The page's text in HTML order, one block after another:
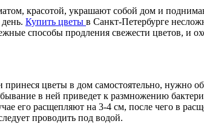
красотой, украшают собой дом и
Купить цветы в Санкт-Петербурге
способы продления свежести цветов, и
цветы в дом самостоятельно, нужно
в ней приведет к размножению
его расщепляют на 3-4 см, после чего в
проводить под водой.